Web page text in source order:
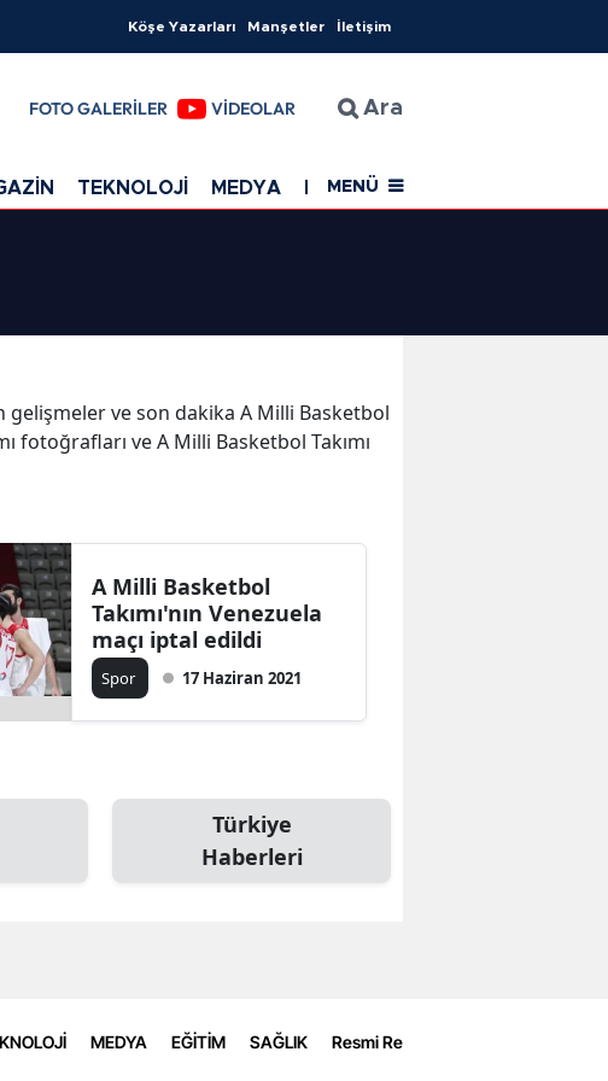
Köşe Yazarları Manşetler İletişim
FOTO GALERİLER VİDEOLAR Ara
TEKNOLOJİ MEDYA EĞİTİM SAĞLIK
MENÜ
gelişmeler ve son dakika A Milli Basketbol
fotoğrafları ve A Milli Basketbol Takımı
A Milli Basketbol
Takımı'nın Venezuela
maçı iptal edildi
Spor 17 Haziran 2021
Türkiye
Haberleri
MEDYA EĞİTİM SAĞLIK Resmi Reklamlar